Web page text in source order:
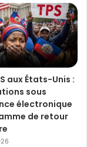
aux États-Unis :
sous
électronique
de retour